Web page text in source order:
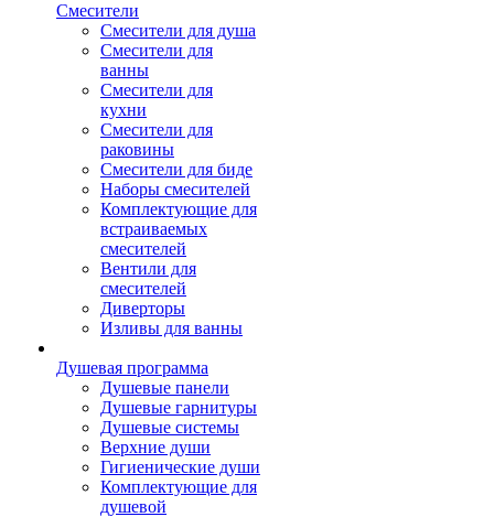
Смесители
Смесители для душа
Смесители для
ванны
Смесители для
кухни
Смесители для
раковины
Смесители для биде
Наборы смесителей
Комплектующие для
встраиваемых
смесителей
Вентили для
смесителей
Диверторы
Изливы для ванны
Душевая программа
Душевые панели
Душевые гарнитуры
Душевые системы
Верхние души
Гигиенические души
Комплектующие для
душевой